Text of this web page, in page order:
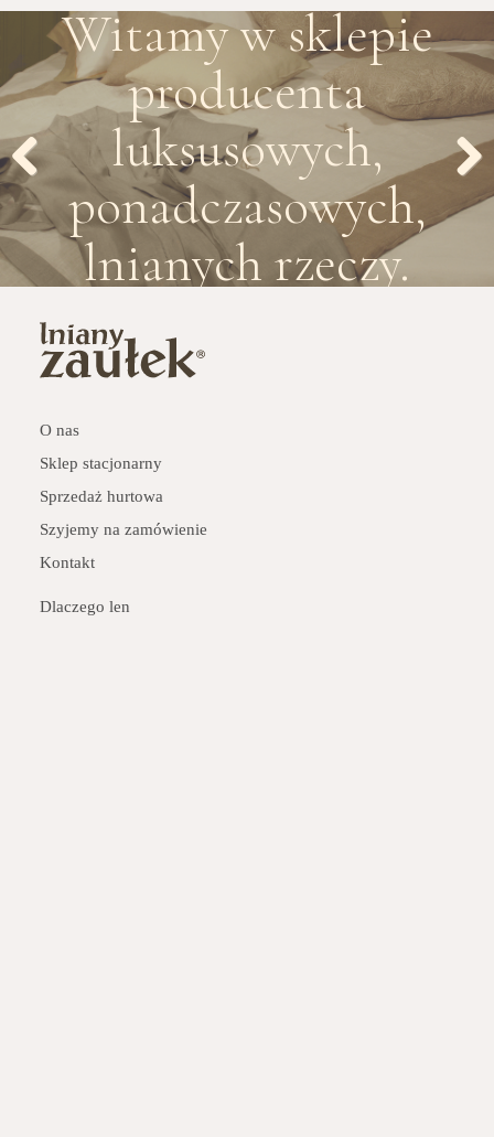
Witamy w sklepie
producenta
luksusowych,
ponadczasowych,
lnianych rzeczy.
Previous Next
O nas
Sklep stacjonarny
Sprzedaż hurtowa
Szyjemy na zamówienie
Kontakt
Dlaczego len